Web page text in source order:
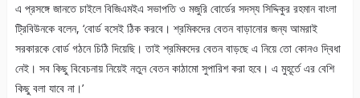
এ প্রসঙ্গে জানতে চাইলে বিজিএমইএ সভাপতি ও মজুরি বোর্ডের সদস্য সিদ্দিকুর রহমান বাংলা
ট্রিবিউনকে বলেন, ‘বোর্ড বসেই ঠিক করবে। শ্রমিকদের বেতন বাড়ানোর জন্য আমরাই
সরকারকে বোর্ড গঠনে চিঠি দিয়েছি। তাই শ্রমিকদের বেতন বাড়ছে এ নিয়ে তো কোনও দ্বিধা
নেই। সব কিছু বিবেচনায় নিয়েই নতুন বেতন কাঠামো সুপারিশ করা হবে। এ মুহূর্তে এর বেশি
কিছু বলা যাবে না।’